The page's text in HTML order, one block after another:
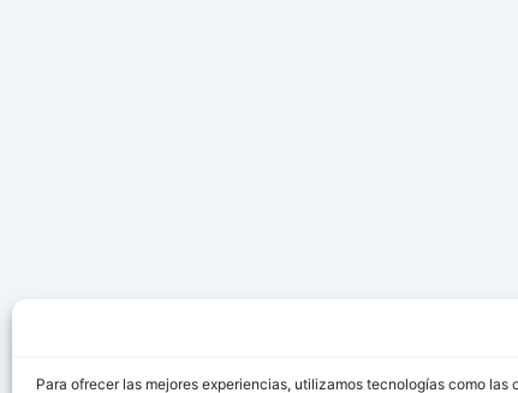
Para ofrecer las mejores experiencias, utilizamos tecnologías como